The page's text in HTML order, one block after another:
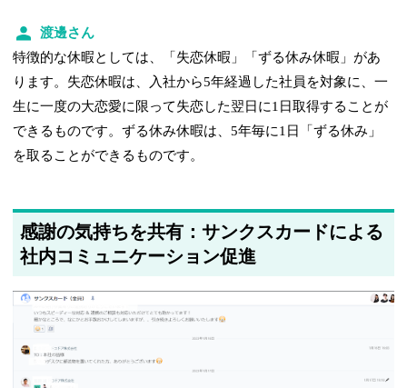
渡邊さん
特徴的な休暇としては、「失恋休暇」「ずる休み休暇」があ
ります。失恋休暇は、入社から5年経過した社員を対象に、一
生に一度の大恋愛に限って失恋した翌日に1日取得することが
できるものです。ずる休み休暇は、5年毎に1日「ずる休み」
を取ることができるものです。
感謝の気持ちを共有：サンクスカードによる
社内コミュニケーション促進